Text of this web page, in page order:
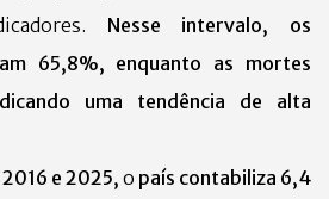
Nesse intervalo, os
65,8%, enquanto as mortes
uma tendência de alta
2016 e 2025, o país contabiliza 6,4